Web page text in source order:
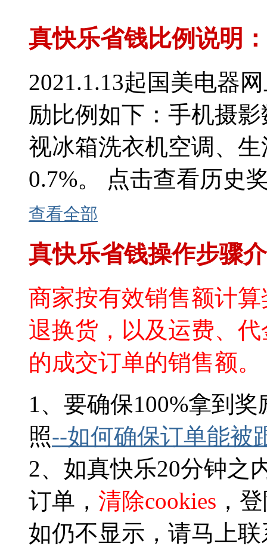
真快乐省钱比例说明：
2021.1.13起国美电器
励比例如下：手机摄
视冰箱洗衣机空调、
0.7%。 点击查看历史奖
查看全部
真快乐省钱操作步骤
商家按有效销售额计
退换货，以及运费、
的成交订单的销售额。
1、要确保100%拿到
照--如何确保订单能被
2、如真快乐20分钟之
订单， 清除cookies ，
如仍不显示，请马上